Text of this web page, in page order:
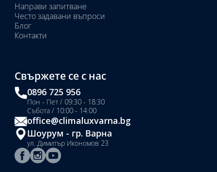
Направи запитване
Често задавани въпроси
Блог
Контакти
Свържете се с нас
0896 725 956
Пон - Пет / 09:30 - 18:30
Събота / 10:00 - 14:00
office@climaluxvarna.bg
Шоурум - гр. Варна
ул. Димитър Икономов 23